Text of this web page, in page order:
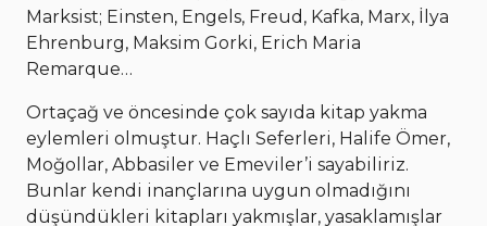
Marksist; Einsten, Engels, Freud, Kafka, Marx, İlya
Ehrenburg, Maksim Gorki, Erich Maria
Remarque…
Ortaçağ ve öncesinde çok sayıda kitap yakma
eylemleri olmuştur. Haçlı Seferleri, Halife Ömer,
Moğollar, Abbasiler ve Emeviler’i sayabiliriz.
Bunlar kendi inançlarına uygun olmadığını
düşündükleri kitapları yakmışlar, yasaklamışlar